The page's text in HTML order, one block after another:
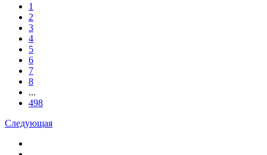
1
2
3
4
5
6
7
8
...
498
Следующая